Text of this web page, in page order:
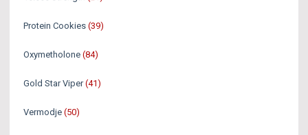
Protein Cookies (39)
Oxymetholone (84)
Gold Star Viper (41)
Vermodje (50)